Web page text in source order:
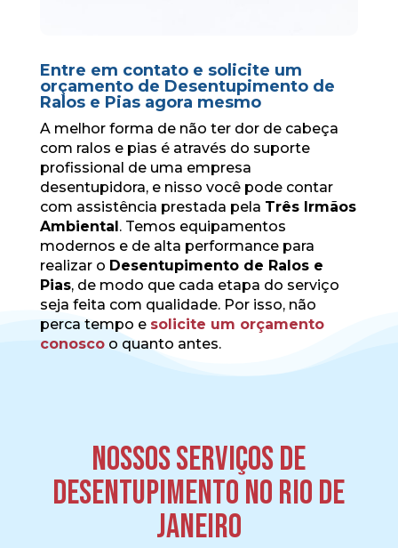
Entre em contato e solicite um
orçamento de Desentupimento de
Ralos e Pias agora mesmo
A melhor forma de não ter dor de cabeça
com ralos e pias é através do suporte
profissional de uma empresa
desentupidora, e nisso você pode contar
com assistência prestada pela Três Irmãos
Ambiental. Temos equipamentos
modernos e de alta performance para
realizar o Desentupimento de Ralos e
Pias, de modo que cada etapa do serviço
seja feita com qualidade. Por isso, não
perca tempo e solicite um orçamento
conoscoo quanto antes.
Nossos serviços de
desentupimento no Rio de
Janeiro